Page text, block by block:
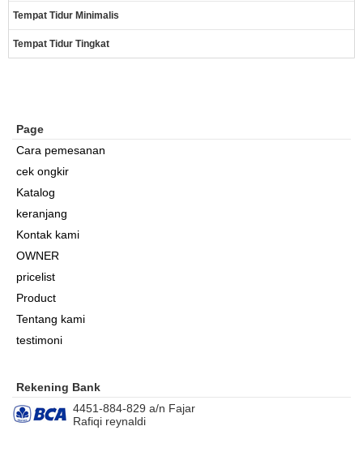
Tempat Tidur Minimalis
Tempat Tidur Tingkat
Page
Cara pemesanan
cek ongkir
Katalog
keranjang
Kontak kami
OWNER
pricelist
Product
Tentang kami
testimoni
Rekening Bank
4451-884-829 a/n Fajar
Rafiqi reynaldi